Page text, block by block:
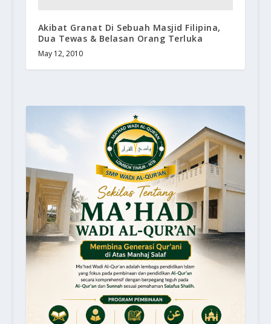
Akibat Granat Di Sebuah Masjid Filipina,
Dua Tewas & Belasan Orang Terluka
May 12, 2010